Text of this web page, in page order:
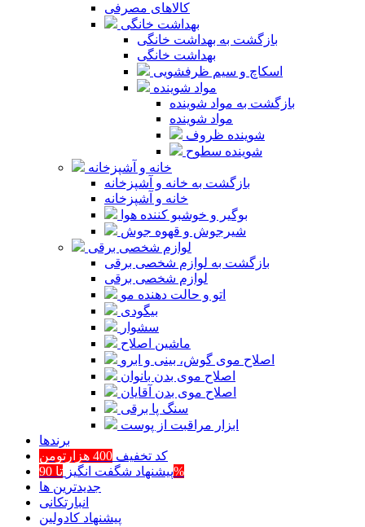
کالاهای مصرفی
بهداشت خانگی
بازگشت به بهداشت خانگی
بهداشت خانگی
اسکاچ و سیم ظرفشویی
مواد شوینده
بازگشت به مواد شوینده
مواد شوینده
شوینده ظروف
شوینده سطوح
خانه و آشپزخانه
بازگشت به خانه و آشپزخانه
خانه و آشپزخانه
بوگیر و خوشبو کننده هوا
شیرجوش و قهوه جوش
لوازم شخصی برقی
بازگشت به لوازم شخصی برقی
لوازم شخصی برقی
اتو و حالت دهنده مو
بیگودی
سشوار
ماشین اصلاح
اصلاح موی گوش، بینی و ابرو
اصلاح موی بدن بانوان
اصلاح موی بدن آقایان
سنگ پا برقی
ابزار مراقبت از پوست
برند‌ها
کد تخفیف 400 هزارتومن
پیشنهاد شگفت انگیزتا 90%
جدیدترین ها
انبارتکانی
پیشنهاد کادولین